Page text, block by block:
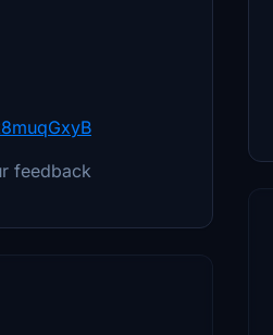
feedback